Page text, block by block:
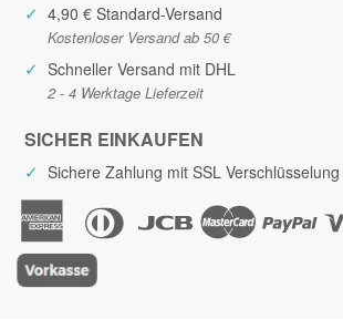
✓ 4,90 € Standard-Versand
Kostenloser Versand ab 50 €
✓ Schneller Versand mit DHL
2 - 4 Werktage Lieferzeit
SICHER EINKAUFEN
✓ Sichere Zahlung mit SSL Verschlüsselung